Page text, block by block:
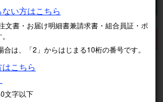
該当商品は、お取扱いしておりません。
い方はこちら
文書・お届け明細書兼請求書・組合員証・ポ
合は、「2」からはじまる10桁の番号です。
こちら
文字以下